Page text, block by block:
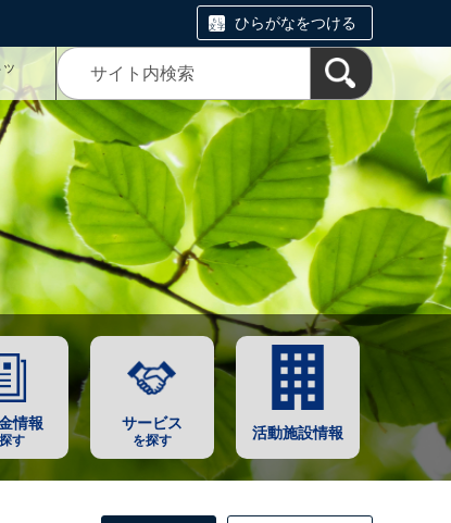
ひらがなをつける
情報
す
サービス
を探す 活動施設情報